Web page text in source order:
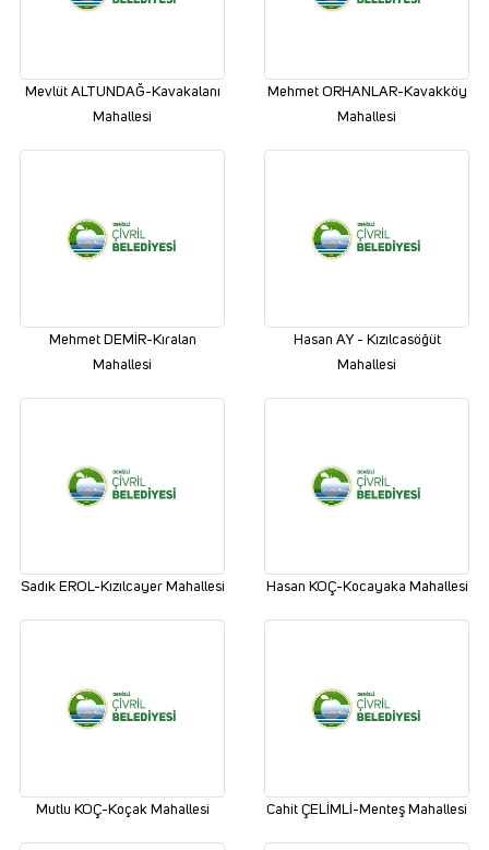
Mevlüt ALTUNDAĞ-Kavakalanı
Mahallesi
Mehmet ORHANLAR-Kavakköy
Mahallesi
Mehmet DEMİR-Kıralan
Mahallesi
Hasan AY - Kızılcasöğüt
Mahallesi
Sadık EROL-Kızılcayer Mahallesi Hasan KOÇ-Kocayaka Mahallesi
Mutlu KOÇ-Koçak Mahallesi Cahit ÇELİMLİ-Menteş Mahallesi